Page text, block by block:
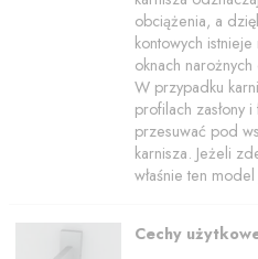
obciążenia, a
kontowych
oknach
W przypadku
profilach zasłony
przesuwać pod
karnisza. Jeżeli
właśnie ten
Cechy